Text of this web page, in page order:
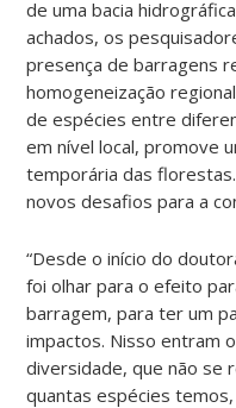
de uma bacia
achados, os
presença de barragens
homogeneização
de espécies entre
em nível local, promove
temporária das
novos desafios para a
“Desde o início do
foi olhar para o efeito
barragem, para ter um
impactos. Nisso entram
diversidade, que não se
quantas espécies